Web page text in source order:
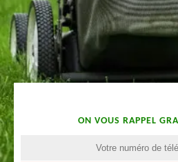
ON VOUS RAPPEL